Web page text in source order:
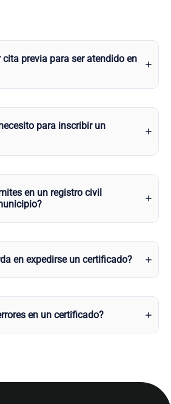
cita previa para ser atendido en
para inscribir un
en un registro civil
en expedirse un certificado?
en un certificado?